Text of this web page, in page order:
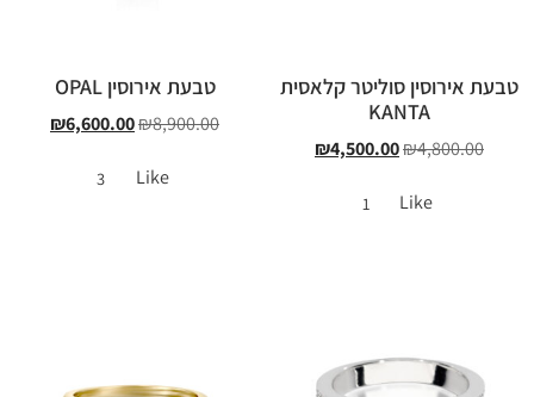
טבעת אירוסין סוליטר קלאסית
KANTA
₪4,800.00
₪4,500.00
Like
1
טבעת אירוסין OPAL
₪8,900.00
₪6,600.00
Like
3